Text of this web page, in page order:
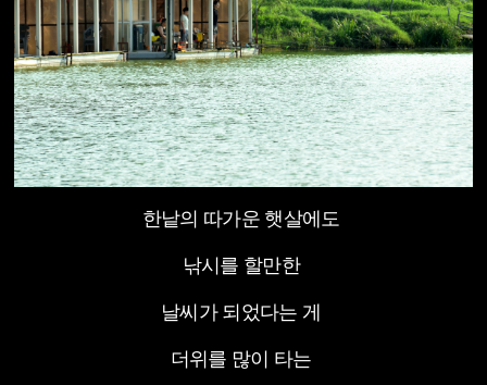
한낱의 따가운 햇살에도
낚시를 할만한
날씨가 되었다는 게
더위를 많이 타는